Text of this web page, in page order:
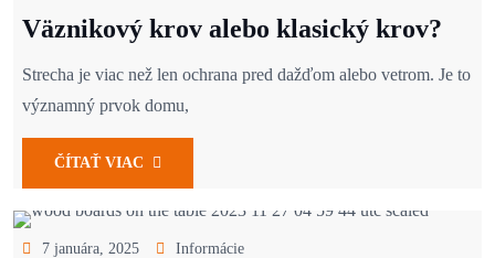
Väznikový krov alebo klasický krov?
Strecha je viac než len ochrana pred dažďom alebo vetrom. Je to
významný prvok domu,
ČÍTAŤ VIAC
7 januára, 2025 Informácie